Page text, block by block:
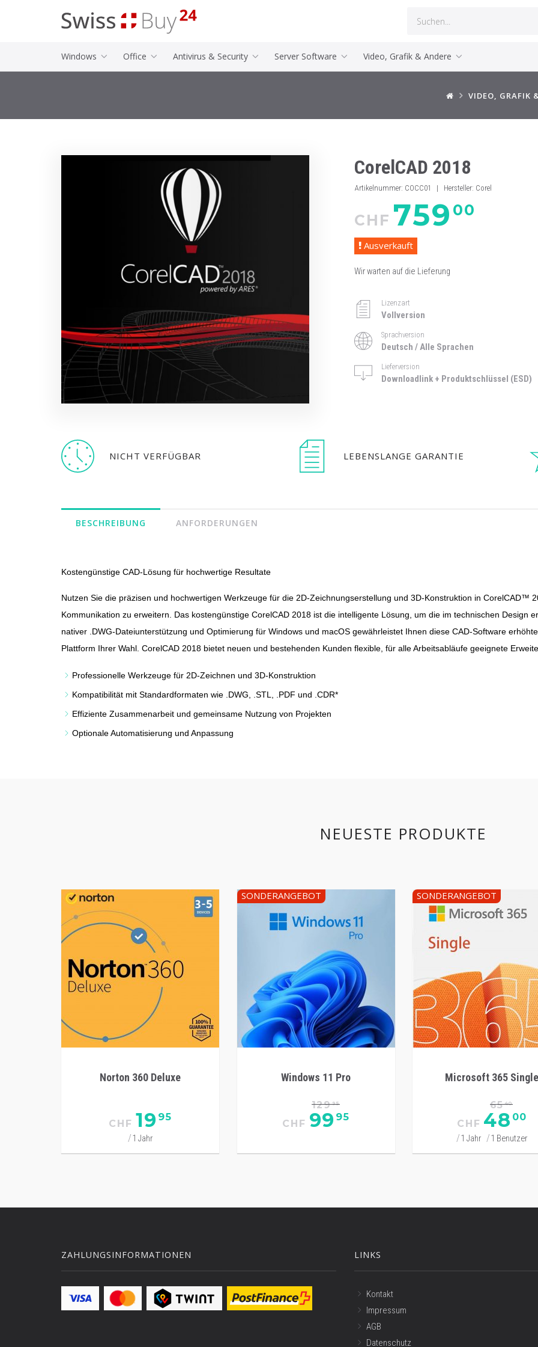
Windows Office Antivirus & Security Server Software Video, Grafik & Andere
VIDEO, GRAFIK
CorelCAD 2018
Artikelnummer: COCC01 | Hersteller: Corel
CHF 759 00
Ausverkauft
Wir warten auf die Lieferung
Lizenzart
Vollversion
Sprachversion
Deutsch / Alle Sprachen
Lieferversion
Downloadlink + Produktschlüssel (ESD)
NICHT VERFÜGBAR LEBENSLANGE GARANTIE
BESCHREIBUNG ANFORDERUNGEN
Kostengünstige CAD-Lösung für hochwertige Resultate
Nutzen Sie die präzisen und hochwertigen Werkzeuge für die 2D-Zeichnungserstellung und 3D-Konstruktion in CorelCAD™
Kommunikation zu erweitern. Das kostengünstige CorelCAD 2018 ist die intelligente Lösung, um die im technischen Design
nativer .DWG-Dateiunterstützung und Optimierung für Windows und macOS gewährleistet Ihnen diese CAD-Software
Plattform Ihrer Wahl. CorelCAD 2018 bietet neuen und bestehenden Kunden flexible, für alle Arbeitsabläufe geeignete
Professionelle Werkzeuge für 2D-Zeichnen und 3D-Konstruktion
Kompatibilität mit Standardformaten wie .DWG, .STL, .PDF und .CDR*
Effiziente Zusammenarbeit und gemeinsame Nutzung von Projekten
Optionale Automatisierung und Anpassung
NEUESTE PRODUKTE
Norton 360 Deluxe
CHF 19 95
1 Jahr
SONDERANGEBOT
Windows 11 Pro
12995
CHF 99 95
SONDERANGEBOT
Microsoft 365 Single
6540
CHF 48 00
1 Jahr 1 Benutzer
ZAHLUNGSINFORMATIONEN LINKS
Kontakt
Impressum
AGB
Datenschutz